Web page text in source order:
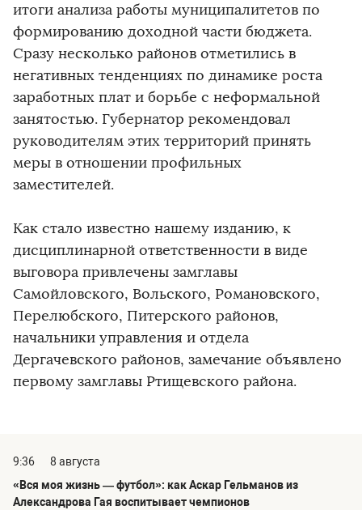
итоги анализа работы муниципалитетов по
формированию доходной части бюджета.
Сразу несколько районов отметились в
негативных тенденциях по динамике роста
заработных плат и борьбе с неформальной
занятостью. Губернатор рекомендовал
руководителям этих территорий принять
меры в отношении профильных
заместителей.
Как стало известно нашему изданию, к
дисциплинарной ответственности в виде
выговора привлечены замглавы
Самойловского, Вольского, Романовского,
Перелюбского, Питерского районов,
начальники управления и отдела
Дергачевского районов, замечание объявлено
первому замглавы Ртищевского района.
9:36
8 августа
«Вся моя жизнь — футбол»: как Аскар Гельманов из
Александрова Гая воспитывает чемпионов